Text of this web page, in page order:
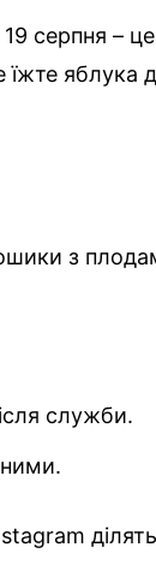
серпня – це
їжте яблука
з
служби.